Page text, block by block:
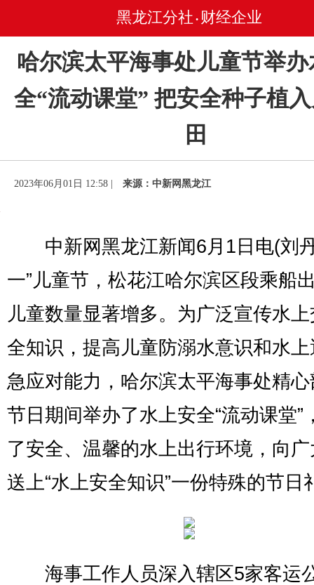
黑龙江分社 • 财经企业
哈尔滨太平海事处儿童节举
全“流动课堂” 把安全种子植
田
2023年06月01日 12:58 | 来源：中新网黑龙江
中新网黑龙江新闻6月1日电(刘
一”儿童节，松花江哈尔滨区段乘船
儿童数量显著增多。为广泛宣传水
全知识，提高儿童防溺水意识和水
急应对能力，哈尔滨太平海事处精
节日期间举办了水上安全“流动课堂”
了安全、温馨的水上出行环境，向
送上“水上安全知识”一份特殊的节日
海事工作人员深入辖区5家客运